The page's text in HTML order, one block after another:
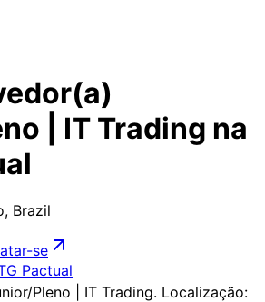
| IT Trading na
Brazil
se
Pactual
Pleno | IT Trading. Localização: